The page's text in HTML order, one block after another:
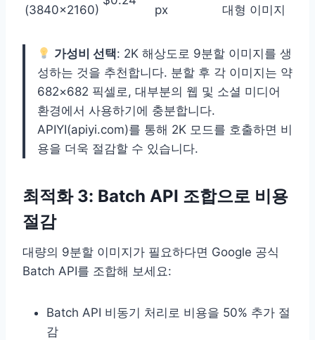
(3840×2160)
px
대형 이미지
가성비 선택: 2K 해상도로 9분할 이미지를 생
성하는 것을 추천합니다. 분할 후 각 이미지는 약
682×682 픽셀로, 대부분의 웹 및 소셜 미디어
환경에서 사용하기에 충분합니다.
APIYI(apiyi.com)를 통해 2K 모드를 호출하면 비
용을 더욱 절감할 수 있습니다.
최적화 3: Batch API 조합으로 비용
절감
대량의 9분할 이미지가 필요하다면 Google 공식
Batch API를 조합해 보세요:
Batch API 비동기 처리로 비용을 50% 추가 절
감